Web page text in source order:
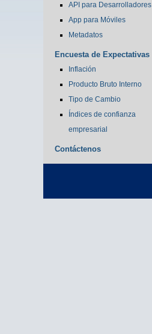
API para Desarrolladores
App para Móviles
Metadatos
Encuesta de Expectativas
Inflación
Producto Bruto Interno
Tipo de Cambio
Índices de confianza
empresarial
Contáctenos